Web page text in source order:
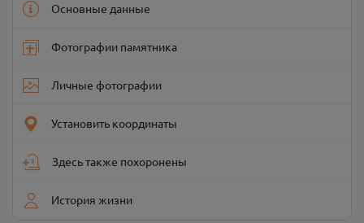
Основные данные
Фотографии памятника
Личные фотографии
Установить координаты
Здесь также похоронены
История жизни